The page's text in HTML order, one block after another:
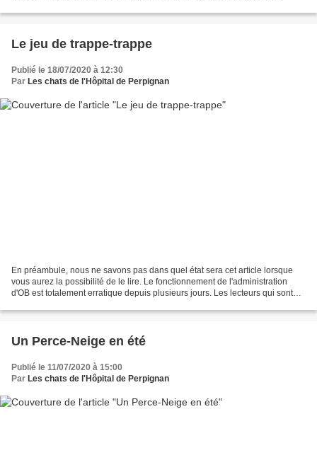
Le jeu de trappe-trappe
Publié le 18/07/2020 à 12:30
Par Les chats de l'Hôpital de Perpignan
En préambule, nous ne savons pas dans quel état sera cet article lorsque
vous aurez la possibilité de le lire. Le fonctionnement de l'administration
d'OB est totalement erratique depuis plusieurs jours. Les lecteurs qui sont
Un Perce-Neige en été
Publié le 11/07/2020 à 15:00
Par Les chats de l'Hôpital de Perpignan